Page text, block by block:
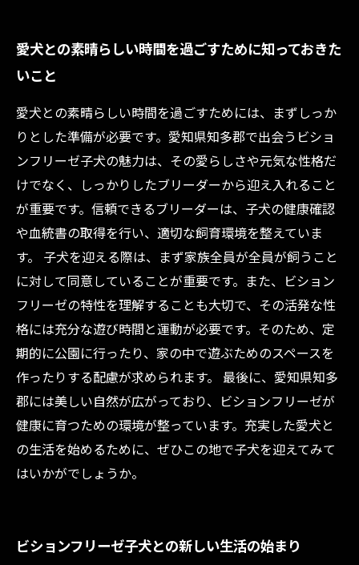
愛犬との素晴らしい時間を過ごすために知っておきた
いこと
愛犬との素晴らしい時間を過ごすためには、まずしっか
りとした準備が必要です。愛知県知多郡で出会うビショ
ンフリーゼ子犬の魅力は、その愛らしさや元気な性格だ
けでなく、しっかりしたブリーダーから迎え入れること
が重要です。信頼できるブリーダーは、子犬の健康確認
や血統書の取得を行い、適切な飼育環境を整えていま
す。 子犬を迎える際は、まず家族全員が全員が飼うこと
に対して同意していることが重要です。また、ビション
フリーゼの特性を理解することも大切で、その活発な性
格には充分な遊び時間と運動が必要です。そのため、定
期的に公園に行ったり、家の中で遊ぶためのスペースを
作ったりする配慮が求められます。 最後に、愛知県知多
郡には美しい自然が広がっており、ビションフリーゼが
健康に育つための環境が整っています。充実した愛犬と
の生活を始めるために、ぜひこの地で子犬を迎えてみて
はいかがでしょうか。
ビションフリーゼ子犬との新しい生活の始まり